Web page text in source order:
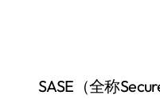
SASE（全称